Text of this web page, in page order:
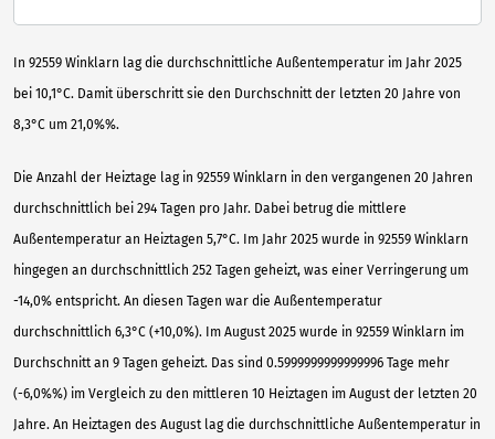
In 92559 Winklarn lag die durchschnittliche Außentemperatur im Jahr 2025
bei 10,1°C. Damit überschritt sie den Durchschnitt der letzten 20 Jahre von
8,3°C um 21,0%%.
Die Anzahl der Heiztage lag in 92559 Winklarn in den vergangenen 20 Jahren
durchschnittlich bei 294 Tagen pro Jahr. Dabei betrug die mittlere
Außentemperatur an Heiztagen 5,7°C. Im Jahr 2025 wurde in 92559 Winklarn
hingegen an durchschnittlich 252 Tagen geheizt, was einer Verringerung um
-14,0% entspricht. An diesen Tagen war die Außentemperatur
durchschnittlich 6,3°C (+10,0%). Im August 2025 wurde in 92559 Winklarn im
Durchschnitt an 9 Tagen geheizt. Das sind 0.5999999999999996 Tage mehr
(-6,0%%) im Vergleich zu den mittleren 10 Heiztagen im August der letzten 20
Jahre. An Heiztagen des August lag die durchschnittliche Außentemperatur in